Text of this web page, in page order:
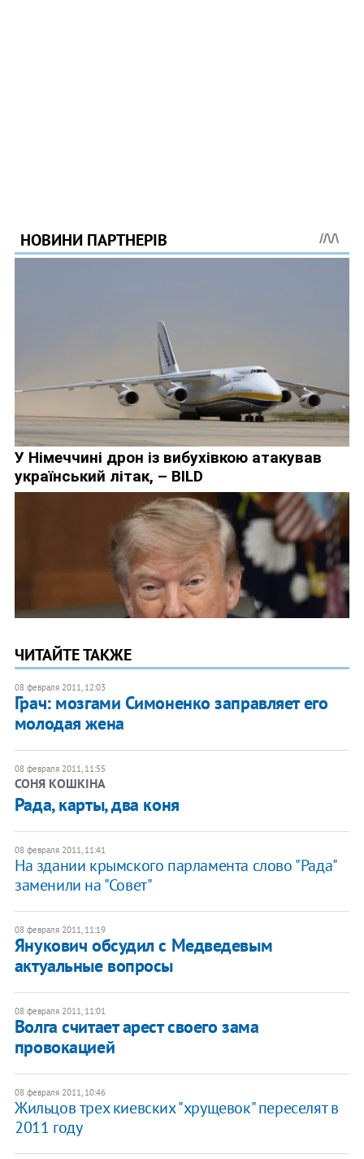
ЧИТАЙТЕ ТАКЖЕ
08 февраля 2011, 12:03
Грач: мозгами Симоненко заправляет его
молодая жена
08 февраля 2011, 11:55
СОНЯ КОШКІНА
Рада, карты, два коня
08 февраля 2011, 11:41
​На здании крымского парламента слово "Рада"
заменили на "Совет"
08 февраля 2011, 11:19
Янукович обсудил с Медведевым
актуальные вопросы
08 февраля 2011, 11:01
Волга считает арест своего зама
провокацией
08 февраля 2011, 10:46
Жильцов трех киевских "хрущевок" переселят в
2011 году